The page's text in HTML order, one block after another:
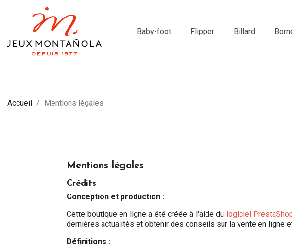
Baby-foot Flipper Billard
Accueil Mentions légales
Mentions légales
Crédits
Conception et production :
Cette boutique en ligne a été créée à l'aide du logiciel
dernières actualités et obtenir des conseils sur la vente en ligne
Définitions :